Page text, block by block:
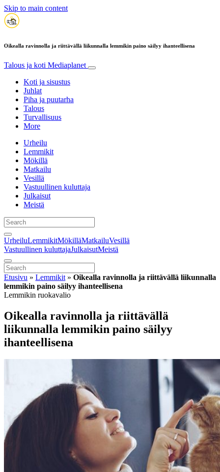
Skip to main content
Oikealla ravinnolla ja riittävällä liikunnalla lemmikin paino säilyy ihanteellisena
Talous ja koti Mediaplanet
Koti ja sisustus
Juhlat
Piha ja puutarha
Talous
Turvallisuus
More
Urheilu
Lemmikit
Mökillä
Matkailu
Vesillä
Vastuullinen kuluttaja
Julkaisut
Meistä
UrheiluLemmikitMökilläMatkailuVesillä
Vastuullinen kuluttajaJulkaisutMeistä
Etusivu » Lemmikit » Oikealla ravinnolla ja riittävällä liikunnalla
lemmikin paino säilyy ihanteellisena
Lemmikin ruokavalio
Oikealla ravinnolla ja riittävällä
liikunnalla lemmikin paino säilyy
ihanteellisena